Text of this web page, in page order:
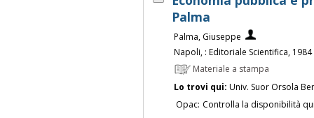
Palma
Palma, Giuseppe
Napoli, : Editoriale Scientifica, 1984
Materiale a stampa
Lo trovi qui: Univ. Suor Orsola
Opac: Controlla la disponibilità